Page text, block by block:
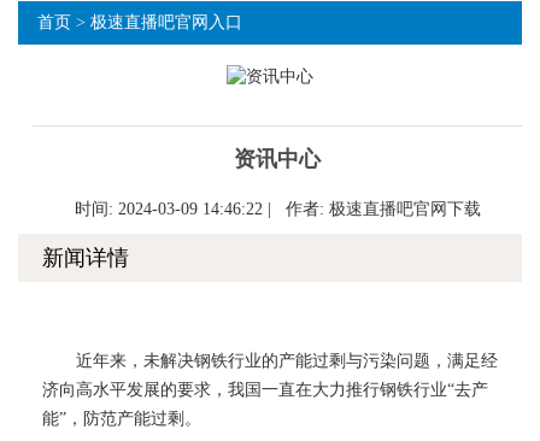
首页 > 极速直播吧官网入口
资讯中心
时间: 2024-03-09 14:46:22 | 作者: 极速直播吧官网下载
新闻详情
近年来，未解决钢铁行业的产能过剩与污染问题，满足经
济向高水平发展的要求，我国一直在大力推行钢铁行业“去产
能”，防范产能过剩。